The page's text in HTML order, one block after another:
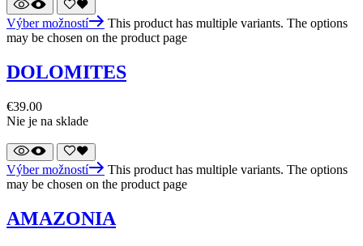
Výber možností
This product has multiple variants. The options
may be chosen on the product page
DOLOMITES
€39.00
Nie je na sklade
Výber možností
This product has multiple variants. The options
may be chosen on the product page
AMAZONIA